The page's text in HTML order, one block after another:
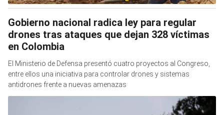
Gobierno nacional radica ley para regular
drones tras ataques que dejan 328 víctimas
en Colombia
El Ministerio de Defensa presentó cuatro proyectos al Congreso,
entre ellos una iniciativa para controlar drones y sistemas
antidrones frente a nuevas amenazas